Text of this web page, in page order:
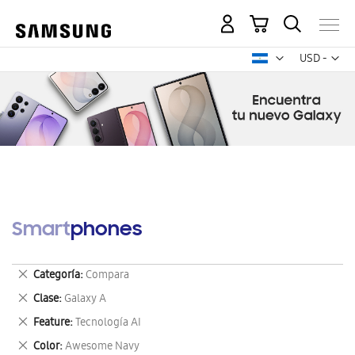
USD -
dólar
Mi carrito
Smartphones
Categoría Compara
Eliminar
este
artículo
Clase Galaxy A
Eliminar
este
artículo
Feature Tecnología AI
Eliminar
este
Color Awesome Navy
Eliminar